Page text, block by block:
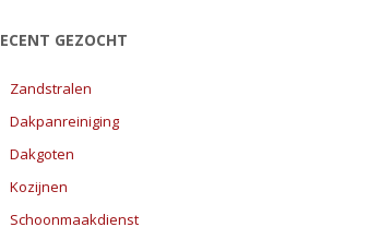
GEZOCHT
Zandstralen
Dakpanreiniging
Dakgoten
Kozijnen
Schoonmaakdienst